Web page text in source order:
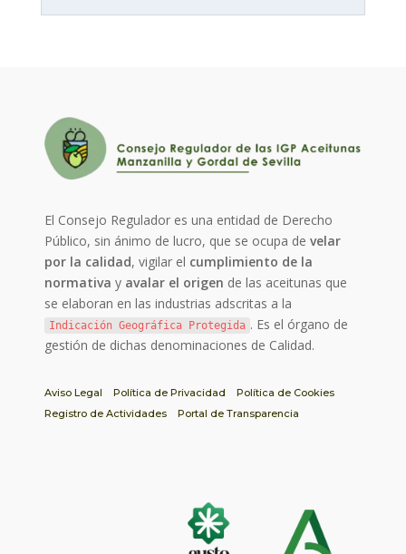
El Consejo Regulador es una entidad de Derecho
Público, sin ánimo de lucro, que se ocupa develar
por la calidad, vigilar el cumplimiento de la
normativa y avalar el origen de las aceitunas que
se elaboran en las industrias adscritas a la
Indicación Geográfica Protegida . Es el órgano de
gestión de dichas denominaciones de Calidad.
Aviso Legal Política de Privacidad
Política de Cookies
Registro de Actividades
Portal de Transparencia